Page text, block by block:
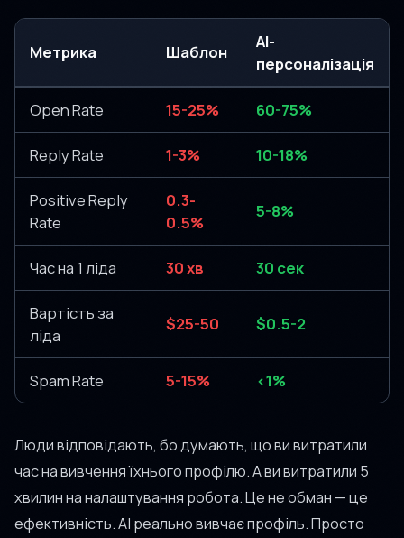
Метрика Шаблон
AI-
персоналізація
Open Rate 15-25% 60-75%
Reply Rate 1-3% 10-18%
Positive Reply
Rate
0.3-
0.5%
5-8%
Час на 1 ліда 30 хв 30 сек
Вартість за
ліда
$25-50 $0.5-2
Spam Rate 5-15% <1%
Люди відповідають, бо думають, що ви витратили
час на вивчення їхнього профілю. А ви витратили 5
хвилин на налаштування робота. Це не обман — це
ефективність. AI реально вивчає профіль. Просто